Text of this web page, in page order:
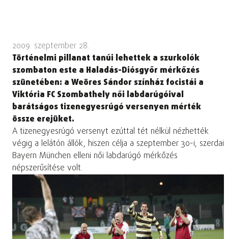
2009. szeptember 28.
Történelmi pillanat tanúi lehettek a szurkolók
szombaton este a Haladás-Diósgyőr mérkőzés
szünetében: a Weöres Sándor színház focistái a
Viktória FC Szombathely női labdarúgóival
barátságos tizenegyesrúgó versenyen mérték
össze erejüket.
A tizenegyesrúgó versenyt ezúttal tét nélkül nézhették
végig a lelátón állók, hiszen célja a szeptember 30-i, szerdai
Bayern München elleni női labdarúgó mérkőzés
népszerűsítése volt.